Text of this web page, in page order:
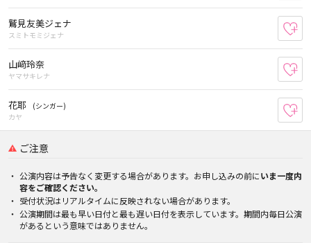
鷲見友美ジェナ
スミトモミジェナ
山﨑玲奈
ヤマサキレナ
花耶
(シンガー)
カヤ
ご注意
公演内容は予告なく変更する場合があります。お申し込みの前にいま一度内
容をご確認ください。
受付状況はリアルタイムに反映されない場合があります。
公演期間は最も早い日付と最も遅い日付を表示しています。期間内毎日公演
があるという意味ではありません。